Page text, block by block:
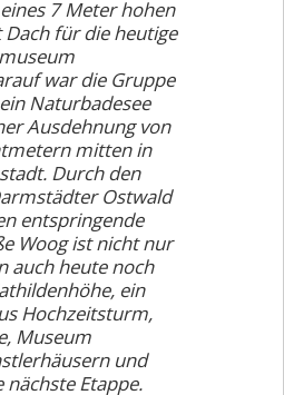
7 Meter hohen
für die heutige
war die Gruppe
Naturbadesee
Ausdehnung von
mitten in
Durch den
Ostwald
entspringende
Woog ist nicht nur
auch heute noch
ein
Hochzeitsturm,
Museum
und
Etappe.